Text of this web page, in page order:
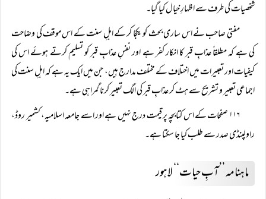
شخصیات کی طرف سے اظہارِ خیال کیا گیا۔
مفتی صاحب نے اس ساری بحث کو یکجا کر کے اہلِ سنت کے اس موقف کی وضاحت
کی ہے کہ مطلقاً عذابِ قبر کا انکار کفر ہے اور نفسِ عذابِ قبر کو تسلیم کرتے ہوئے اس کی
کیفیات اور تعبیرات میں اختلاف کے مختلف مدارج ہیں، جن میں ایک یہ ہے کہ اہلِ سنت کی
اجماعی تعبیر و تشریح سے ہٹ کر عذابِ قبر کی الگ تعبیر کرنا گمراہی ہے۔
۱۱۶ صفحات کے اس کتابچہ پر قیمت درج نہیں ہے اور اسے جامعہ اسلامیہ، کشمیر روڈ،
راولپنڈی صدر سے طلب کیا جا سکتا ہے۔
ماہنامہ ’’آبِ حیات‘‘ لاہور